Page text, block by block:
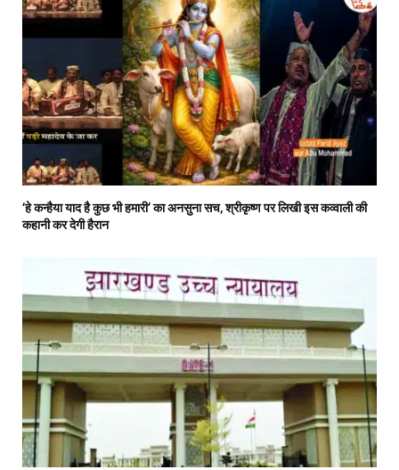
‘हे कन्हैया याद है कुछ भी हमारी’ का अनसुना सच, श्रीकृष्ण पर लिखी इस कव्वाली की
कहानी कर देगी हैरान